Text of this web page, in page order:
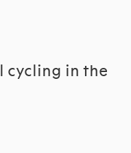
cycling in the